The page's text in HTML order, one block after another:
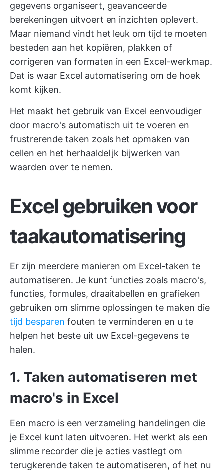
gegevens organiseert, geavanceerde
berekeningen uitvoert en inzichten oplevert.
Maar niemand vindt het leuk om tijd te moeten
besteden aan het kopiëren, plakken of
corrigeren van formaten in een Excel-werkmap.
Dat is waar Excel automatisering om de hoek
komt kijken.
Het maakt het gebruik van Excel eenvoudiger
door macro's automatisch uit te voeren en
frustrerende taken zoals het opmaken van
cellen en het herhaaldelijk bijwerken van
waarden over te nemen.
Excel gebruiken voor
taakautomatisering
Er zijn meerdere manieren om Excel-taken te
automatiseren. Je kunt functies zoals macro's,
functies, formules, draaitabellen en grafieken
gebruiken om slimme oplossingen te maken die
tijd besparen fouten te verminderen en u te
helpen het beste uit uw Excel-gegevens te
halen.
1. Taken automatiseren met
macro's in Excel
Een macro is een verzameling handelingen die
je Excel kunt laten uitvoeren. Het werkt als een
slimme recorder die je acties vastlegt om
terugkerende taken te automatiseren, of het nu